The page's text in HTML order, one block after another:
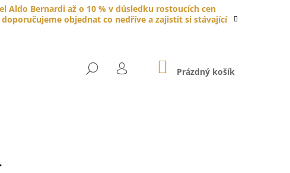
Aldo Bernardi až o 10 % v důsledku rostoucích cen
objednat co nedříve a zajistit si stávající
HLEDAT
PŘIHLÁŠENÍ
NÁKUPNÍ
KOŠÍK
Prázdný košík